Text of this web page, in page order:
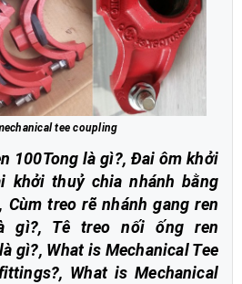
tee coupling
100Tong là gì?, Đai ôm khởi
khởi thuỷ chia nhánh bằng
treo rẽ nhánh gang ren
gì?, Tê treo nối ống ren
gì?, What is Mechanical Tee
What is Mechanical